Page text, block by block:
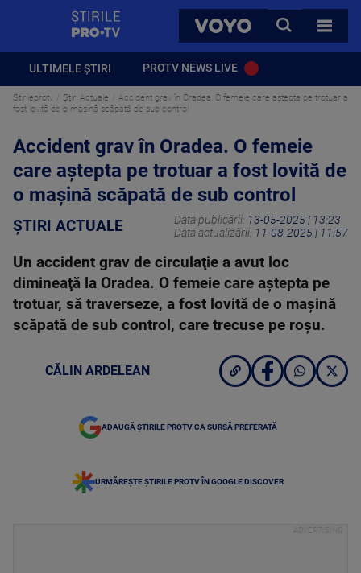
VOYO
CAUTA
TOATE
ULTIMELE ȘTIRI PROTV NEWS LIVE
Stirileprotv Știri Actuale
Accident grav în Oradea. O femeie care aştepta pe trotuar a
fost lovită de o maşină scăpată de sub control
Accident grav în Oradea. O femeie
care aştepta pe trotuar a fost lovită de
o maşină scăpată de sub control
ȘTIRI ACTUALE Data publicării: 13-05-2025 | 13:23
Data actualizării: 11-08-2025 | 11:57
Un accident grav de circulaţie a avut loc
dimineaţă la Oradea. O femeie care aştepta pe
trotuar, să traverseze, a fost lovită de o maşină
scăpată de sub control, care trecuse pe roşu.
CĂLIN ARDELEAN
ADAUGĂ ȘTIRILE PROTV CA SURSĂ PREFERATĂ
URMĂREȘTE ȘTIRILE PROTV ÎN GOOGLE DISCOVER